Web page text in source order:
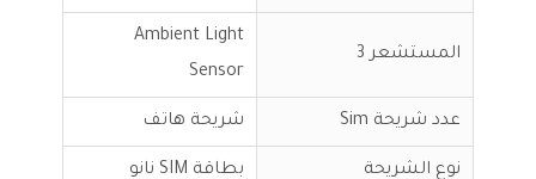
المستشعر 3
Ambient Light
Sensor
عدد شريحة Sim شريحة هاتف
نوع الشريحة بطاقة SIM نانو